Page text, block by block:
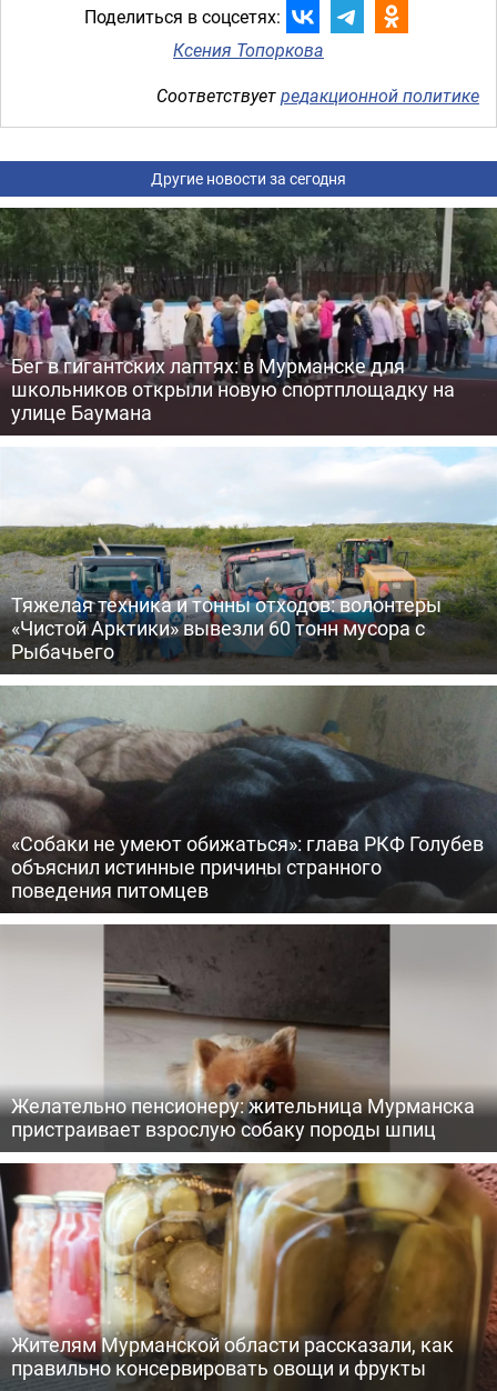
Поделиться в соцсетях:
Ксения Топоркова
Соответствуетредакционной политике
Другие новости за сегодня
Бег в гигантских лаптях: в Мурманске для
школьников открыли новую спортплощадку на
улице Баумана
Тяжелая техника и тонны отходов: волонтеры
«Чистой Арктики» вывезли 60 тонн мусора с
Рыбачьего
«Собаки не умеют обижаться»: глава РКФ Голубев
объяснил истинные причины странного
поведения питомцев
Желательно пенсионеру: жительница Мурманска
пристраивает взрослую собаку породы шпиц
Жителям Мурманской области рассказали, как
правильно консервировать овощи и фрукты